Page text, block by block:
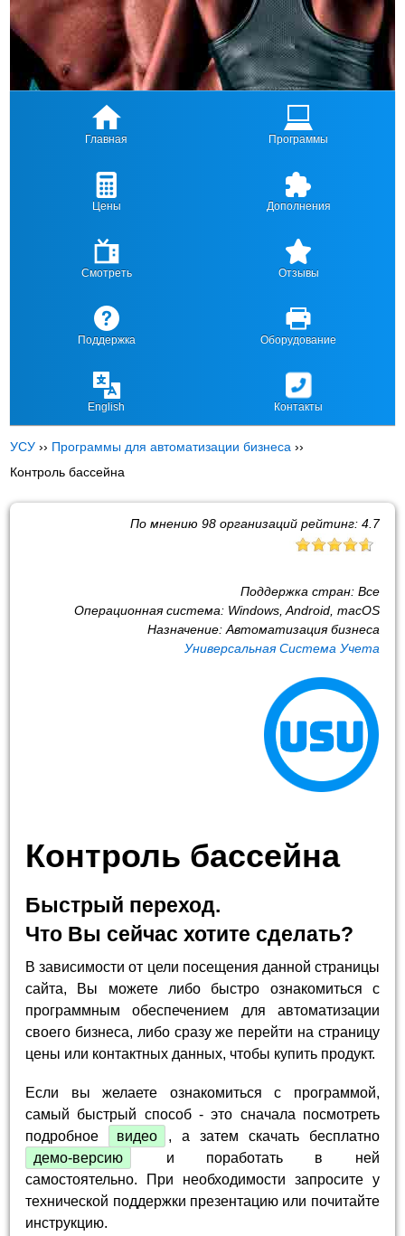
Главная Программы
Цены Дополнения
Смотреть Отзывы
Поддержка Оборудование
English Контакты
УСУ ›› Программы для автоматизации бизнеса ››
Контроль бассейна
По мнению 98организаций рейтинг: 4.7
Поддержка стран: Все
Операционная система: Windows, Android, macOS
Назначение: Автоматизация бизнеса
Универсальная Система Учета
Контроль бассейна
Быстрый переход.
Что Вы сейчас хотите сделать?
В зависимости от цели посещения данной страницы
сайта, Вы можете либо быстро ознакомиться с
программным обеспечением для автоматизации
своего бизнеса, либо сразу же перейти на страницу
цены или контактных данных, чтобы купить продукт.
Если вы желаете ознакомиться с программой,
самый быстрый способ - это сначала посмотреть
подробное
видео
, а затем скачать бесплатно
демо-версию
и поработать в ней
самостоятельно. При необходимости запросите у
технической поддержки презентацию или почитайте
инструкцию.